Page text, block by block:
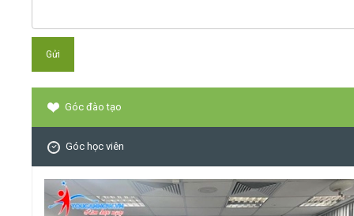
Góc đào tạo
Góc học viên